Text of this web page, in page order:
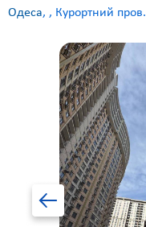
Одеса, , Курортний пров.